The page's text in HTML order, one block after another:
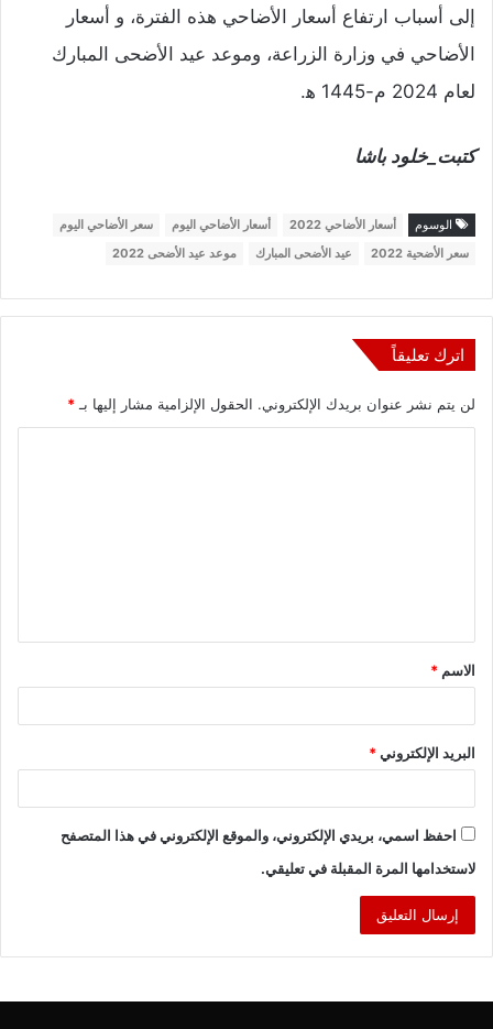
إلى أسباب ارتفاع أسعار الأضاحي هذه الفترة، و أسعار
الأضاحي في وزارة الزراعة، وموعد عيد الأضحى المبارك
لعام 2024 م-1445 ه‍.
كتبت_خلود باشا
الوسوم أسعار الأضاحي 2022 أسعار الأضاحي اليوم
سعر الأضاحي اليوم
سعر الأضحية 2022
عيد الأضحى المبارك موعد عيد الأضحى 2022
اترك تعليقاً
لن يتم نشر عنوان بريدك الإلكتروني. الحقول الإلزامية مشار إليها بـ *
ق
*
الاسم *
البريد الإلكتروني*
احفظ اسمي، بريدي الإلكتروني، والموقع الإلكتروني في هذا المتصفح
لاستخدامها المرة المقبلة في تعليقي.